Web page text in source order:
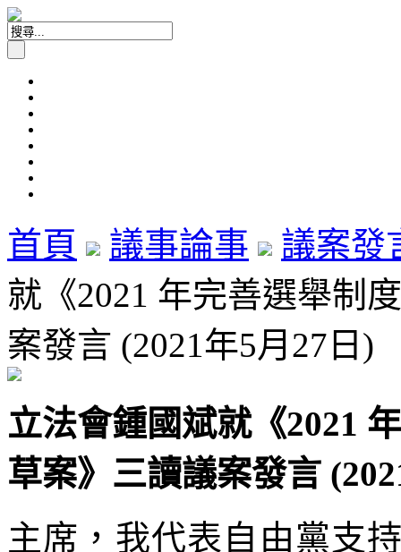
首頁 議事論事
議案發
就《2021 年完善選舉制
案發言 (2021年5月27日)
立法會鍾國斌就《2021
草案》三讀議案發言
主席，我代表自由黨支